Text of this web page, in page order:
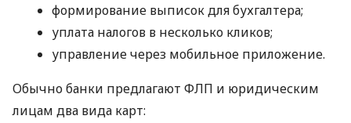
формирование выписок для бухгалтера;
уплата налогов в несколько кликов;
управление через мобильное приложение.
Обычно банки предлагают ФЛП и юридическим
лицам два вида карт: